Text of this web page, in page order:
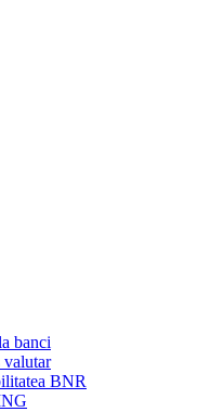
banci
valutar
BNR